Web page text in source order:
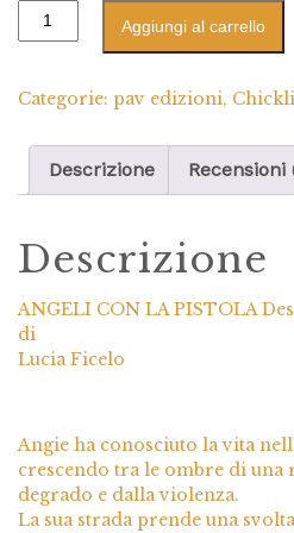
Aggiungi al carrello
Categorie: pav edizioni,
Descrizione Recensioni
Descrizione
ANGELI CON LA PISTOLA
di
Lucia Ficelo
Angie ha conosciuto la vita
crescendo tra le ombre di una
degrado e dalla violenza.
La sua strada prende una